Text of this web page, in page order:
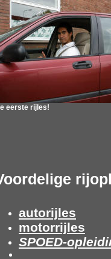
eerste rijles!
autorijles
motorrijles
SPOED-